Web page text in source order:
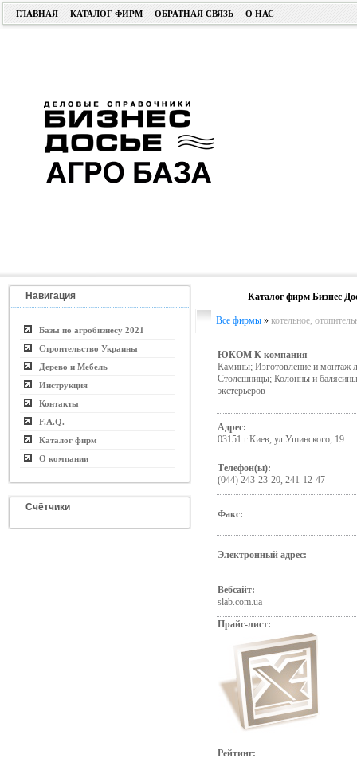
ГЛАВНАЯ КАТАЛОГ ФИРМ ОБРАТНАЯ СВЯЗЬ О НАС
Навигация
Базы по агробизнесу 2021
Строительство Украины
Дерево и Мебель
Инструкция
Контакты
F.A.Q.
Каталог фирм
О компании
Счётчики
Каталог фирм Бизнес
Все фирмы » котельное,
ЮКОМ К компания
Камины; Изготовление и монтаж
Столешницы; Колонны и
экстерьеров
Адрес:
03151 г.Киев, ул.Ушинского, 19
Телефон(ы):
(044) 243-23-20, 241-12-47
Факс:
Электронный адрес:
Вебсайт:
slab.com.ua
Прайс-лист:
Рейтинг: